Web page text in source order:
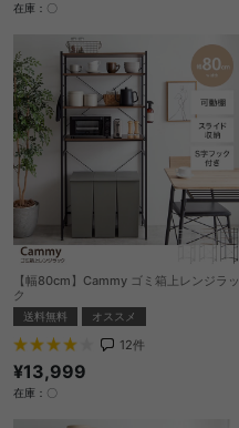
在庫：〇
【幅80cm】Cammy ゴミ箱上レンジラッ
ク
送料無料 オススメ
12件
¥13,999
在庫：〇